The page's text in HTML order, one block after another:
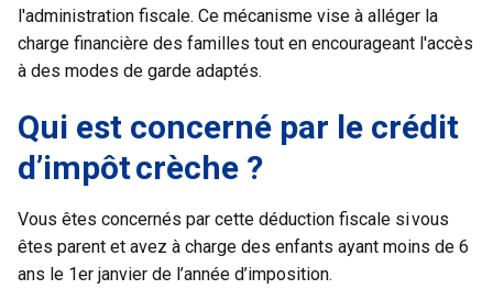
l'administration fiscale. Ce mécanisme vise à alléger la
charge financière des familles tout en encourageant l'accès
à des modes de garde adaptés.
Qui est concerné par le crédit
d’impôt crèche ?
Vous êtes concernés par cette déduction fiscale si vous
êtes parent et avez à charge des enfants ayant moins de 6
ans le 1er janvier de l’année d’imposition.